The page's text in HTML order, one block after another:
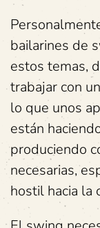
bailarines de
estos temas,
trabajar con
lo que unos
están
produciendo
necesarias,
hostil hacia la